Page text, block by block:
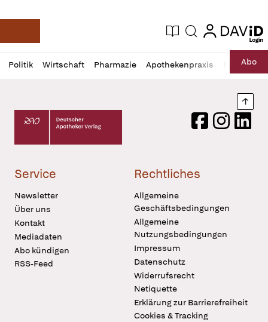
Deutsche Apotheker Zeitung
Aktuelle Ausgabe
Suche login
login
Politik Wirtschaft Pharmazie Apothekenpraxis RechtAbo
Profil
öffnen
Daz
Pur
Deutscher Apotheker Verlag Logo
FacebookInstagram
Service
Newsletter
Über uns
Kontakt
Mediadaten
Abo kündigen
RSS-Feed
Rechtliches
Allgemeine
Geschäftsbedingungen
Allgemeine
Nutzungsbedingungen
Impressum
Datenschutz
Widerrufsrecht
Netiquette
Erklärung zur Barrierefreiheit
Cookies & Tracking